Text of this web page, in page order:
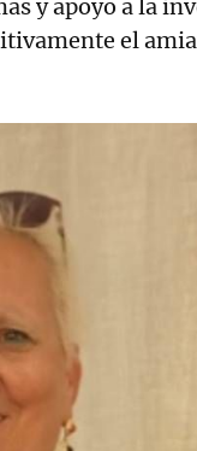
y apoyo a la
el